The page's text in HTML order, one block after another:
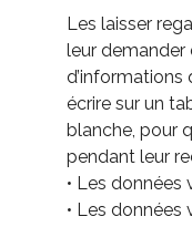
Les laisser
leur demander
d’informations
écrire sur un
blanche, pour
pendant leur
• Les
• Les